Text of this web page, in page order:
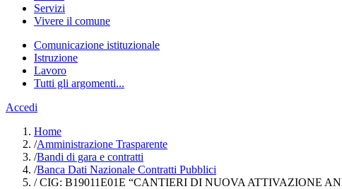
Servizi
Vivere il comune
Comunicazione istituzionale
Istruzione
Lavoro
Tutti gli argomenti...
Accedi
Home
/Amministrazione Trasparente
/Bandi di gara e contratti
/Banca Dati Nazionale Contratti Pubblici
/CIG: B19011E01E “CANTIERI DI NUOVA ATTIVAZIONE